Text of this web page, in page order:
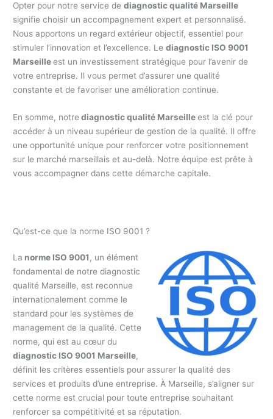
Opter pour notre service dediagnostic qualité Marseille
signifie choisir un accompagnement expert et personnalisé.
Nous apportons un regard extérieur objectif, essentiel pour
stimuler l’innovation et l’excellence. Lediagnostic ISO 9001
Marseilleest un investissement stratégique pour l’avenir de
votre entreprise. Il vous permet d’assurer une qualité
constante et de favoriser une amélioration continue.
En somme, notre diagnostic qualité Marseilleest la clé pour
accéder à un niveau supérieur de gestion de la qualité. Il offre
une opportunité unique pour renforcer votre positionnement
sur le marché marseillais et au-delà. Notre équipe est prête à
vous accompagner dans cette démarche capitale.
Qu’est-ce que la norme ISO 9001 ?
La norme ISO 9001 , un élément
fondamental de notre diagnostic
qualité Marseille, est reconnue
internationalement comme le
standard pour les systèmes de
management de la qualité. Cette
norme, qui est au cœur du
diagnostic ISO 9001 Marseille,
définit les critères essentiels pour assurer la qualité des
services et produits d’une entreprise. À Marseille, s’aligner sur
cette norme est crucial pour toute entreprise souhaitant
renforcer sa compétitivité et sa réputation.